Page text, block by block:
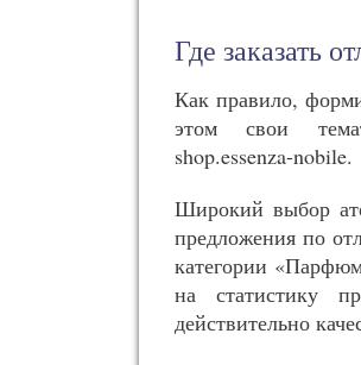
Где заказать
Как правило,
этом свои
shop.essenza-nobile.
Широкий выбор
предложения по
категории
на статистику
действительно